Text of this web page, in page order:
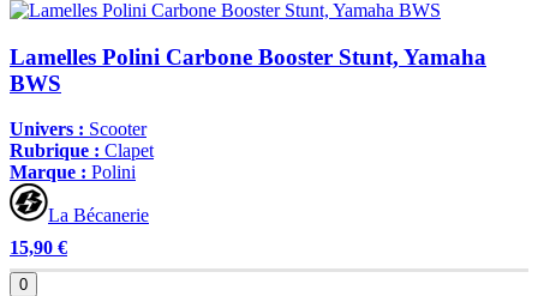
Lamelles Polini Carbone Booster Stunt, Yamaha
BWS
Univers : Scooter
Rubrique : Clapet
Marque : Polini
La Bécanerie
15,90 €
0